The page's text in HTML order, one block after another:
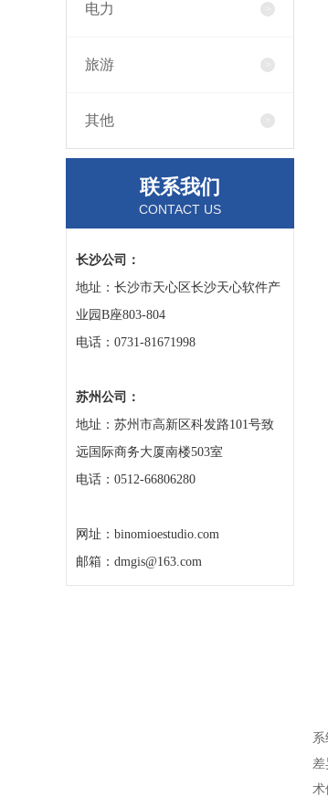
电力
旅游
其他
联系我们
CONTACT US
长沙公司：
地址：长沙市天心区长沙天心软件产
业园B座803-804
电话：0731-81671998
苏州公司：
地址：苏州市高新区科发路101号致
远国际商务大厦南楼503室
电话：0512-66806280
网址：binomioestudio.com
邮箱：dmgis@163.com
术